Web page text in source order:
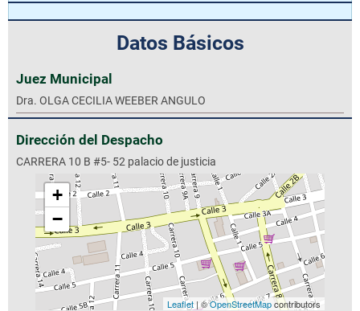
Datos Básicos
Juez Municipal
Dra. OLGA CECILIA WEEBER ANGULO
Dirección del Despacho
CARRERA 10 B #5- 52 palacio de justicia
+
−
Leaflet| ©OpenStreetMapcontributors